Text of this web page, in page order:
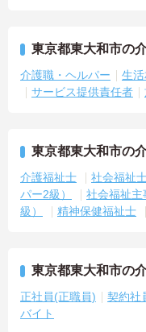
東京都東大和市の
介護職・ヘルパー 生
サービス提供責任者
東京都東大和市の
介護福祉士 社会福祉
パー2級）
社会福祉主
級）
精神保健福祉士
東京都東大和市の
正社員(正職員) 契約社
バイト